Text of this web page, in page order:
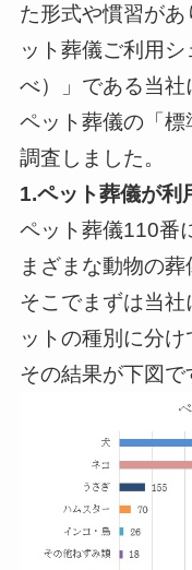
た形式や慣習が
ット葬儀ご利用
べ）」である当社
ペット葬儀の「
調査しました。
1.ペット葬儀が利
ペット葬儀110番
まざまな動物の葬
そこでまずは当
ットの種別に分け
その結果が下図で